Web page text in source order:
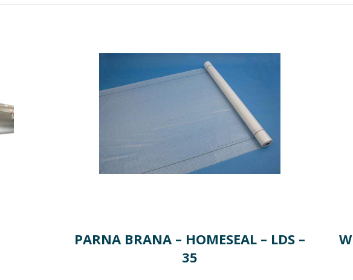
PARNA BRANA – HOMESEAL – LDS –
35